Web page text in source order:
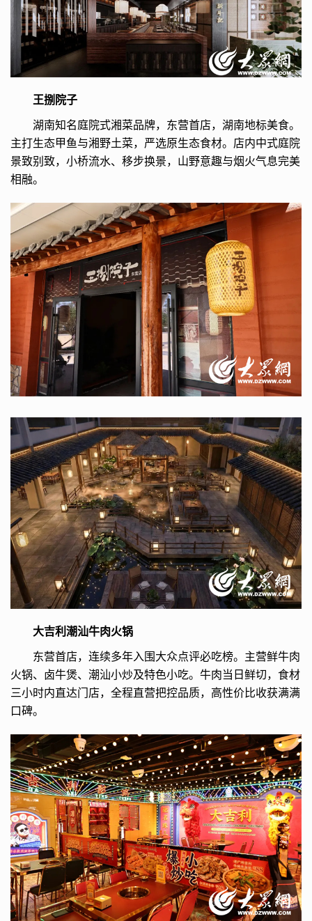
王捌院子
湖南知名庭院式湘菜品牌，东营首店，湖南地标美食。
主打生态甲鱼与湘野土菜，严选原生态食材。店内中式庭院
景致别致，小桥流水、移步换景，山野意趣与烟火气息完美
相融。
大吉利潮汕牛肉火锅
东营首店，连续多年入围大众点评必吃榜。主营鲜牛肉
火锅、卤牛煲、潮汕小炒及特色小吃。牛肉当日鲜切，食材
三小时内直达门店，全程直营把控品质，高性价比收获满满
口碑。